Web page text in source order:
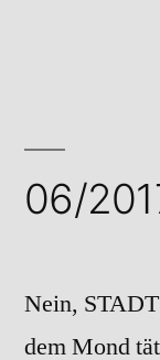
06/
Nein,
dem Mond